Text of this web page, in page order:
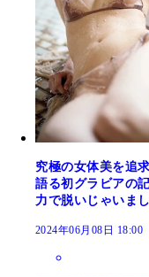
究極の女体美を追
語る初グラビアの
力で脱いじゃいま
2024年06月08日 18:00